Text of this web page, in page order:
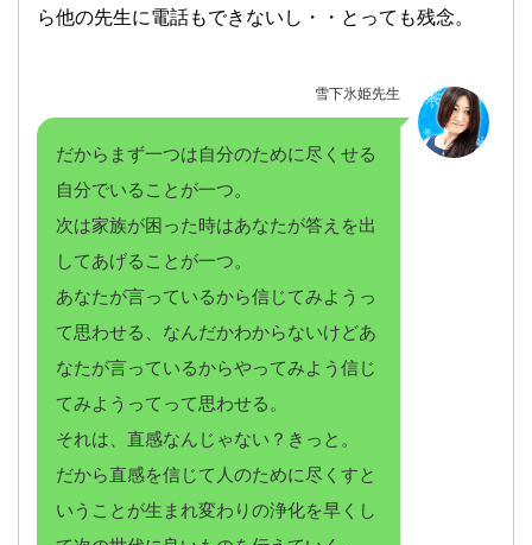
ら他の先生に電話もできないし・・とっても残念。
雪下氷姫先生
だからまず一つは自分のために尽くせる
自分でいることが一つ。
次は家族が困った時はあなたが答えを出
してあげることが一つ。
あなたが言っているから信じてみようっ
て思わせる、なんだかわからないけどあ
なたが言っているからやってみよう信じ
てみようってって思わせる。
それは、直感なんじゃない？きっと。
だから直感を信じて人のために尽くすと
いうことが生まれ変わりの浄化を早くし